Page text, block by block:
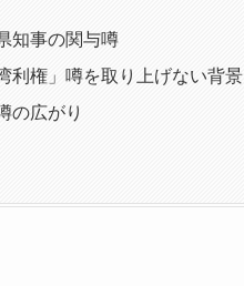
知事の関与噂
利権」噂を取り上げない背景
の広がり